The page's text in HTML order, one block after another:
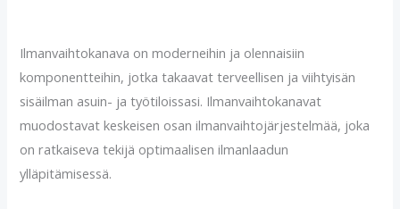
Ilmanvaihtokanava on moderneihin ja olennaisiin
komponentteihin, jotka takaavat terveellisen ja viihtyisän
sisäilman asuin- ja työtiloissasi. Ilmanvaihtokanavat
muodostavat keskeisen osan ilmanvaihtojärjestelmää, joka
on ratkaiseva tekijä optimaalisen ilmanlaadun
ylläpitämisessä.